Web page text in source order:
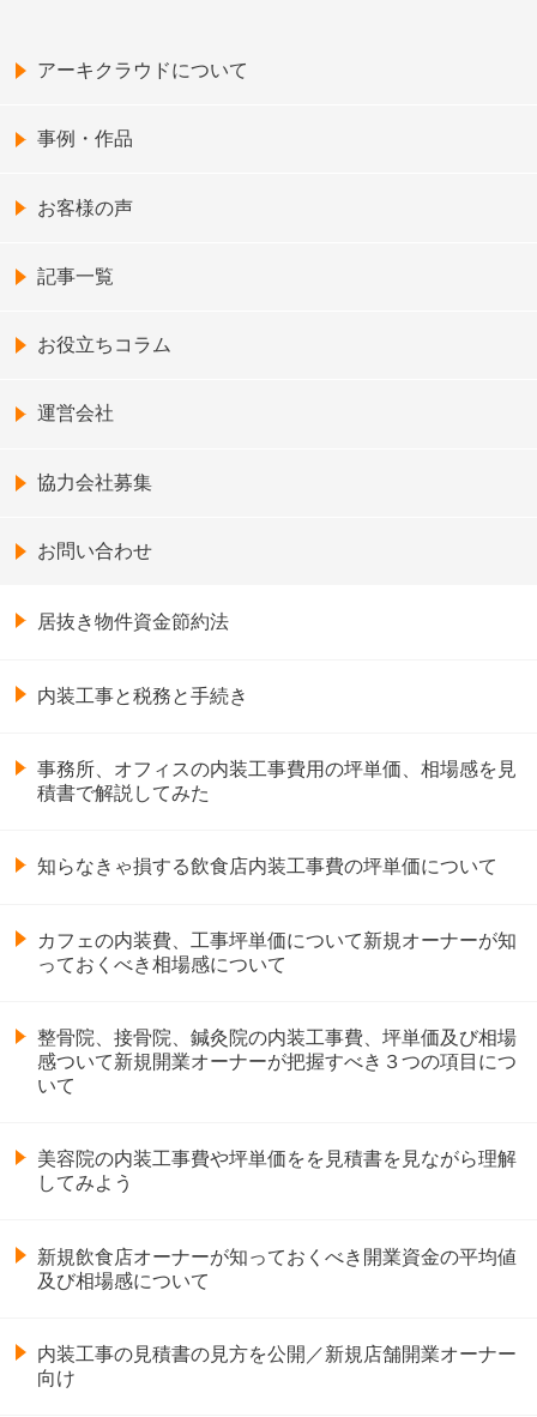
アーキクラウドについて
事例・作品
お客様の声
記事一覧
お役立ちコラム
運営会社
協力会社募集
お問い合わせ
居抜き物件資金節約法
内装工事と税務と手続き
事務所、オフィスの内装工事費用の坪単価、相場感を見
積書で解説してみた
知らなきゃ損する飲食店内装工事費の坪単価について
カフェの内装費、工事坪単価について新規オーナーが知
っておくべき相場感について
整骨院、接骨院、鍼灸院の内装工事費、坪単価及び相場
感ついて新規開業オーナーが把握すべき３つの項目につ
いて
美容院の内装工事費や坪単価をを見積書を見ながら理解
してみよう
新規飲食店オーナーが知っておくべき開業資金の平均値
及び相場感について
内装工事の見積書の見方を公開／新規店舗開業オーナー
向け